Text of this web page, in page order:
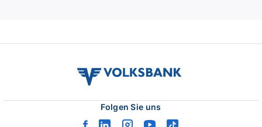
volksbank
Folgen Sie uns